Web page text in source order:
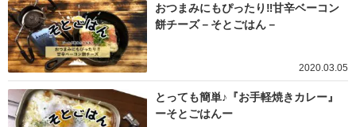
おつまみにもぴったり‼︎甘辛ベーコン
餅チーズ－そとごはん－
2020.03.05
とっても簡単♪『お手軽焼きカレー』
ーそとごはんー